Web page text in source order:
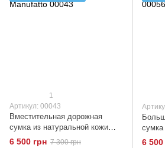
1
Артикул: 00043
Вместительная дорожная
сумка из натуральной кожи
Manufatto 00043
6 500 грн 7 300 грн
сумка
6 500